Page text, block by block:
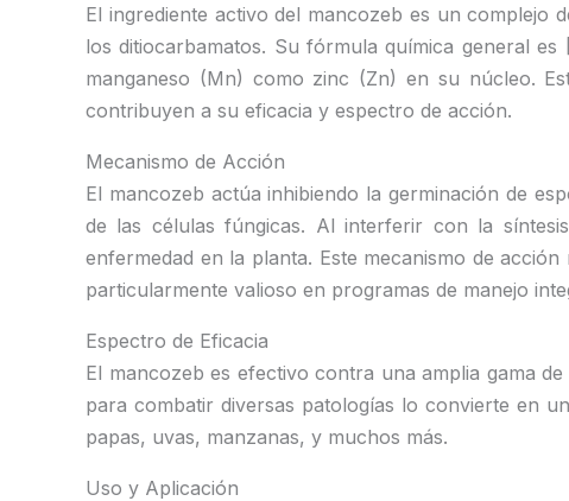
El ingrediente activo del mancozeb es un complejo
los ditiocarbamatos. Su fórmula química general
manganeso (Mn) como zinc (Zn) en su núcleo.
contribuyen a su eficacia y espectro de acción.
Mecanismo de Acción
El mancozeb actúa inhibiendo la germinación de
de las células fúngicas. Al interferir con la
enfermedad en la planta. Este mecanismo de
particularmente valioso en programas de manejo
Espectro de Eficacia
El mancozeb es efectivo contra una amplia gama
para combatir diversas patologías lo convierte en
papas, uvas, manzanas, y muchos más.
Uso y Aplicación